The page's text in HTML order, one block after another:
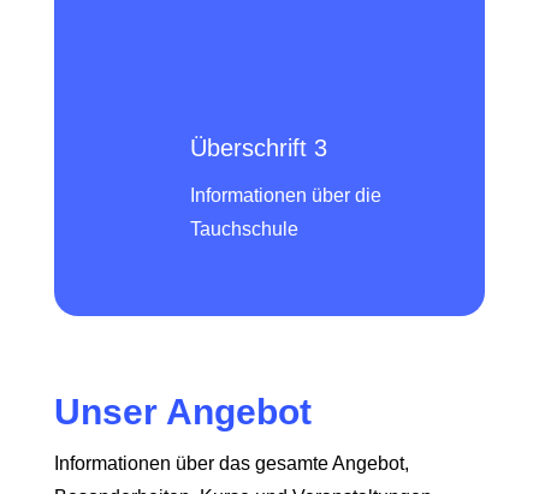
Überschrift 3
Informationen über die
Tauchschule
Unser Angebot
Informationen über das gesamte Angebot,